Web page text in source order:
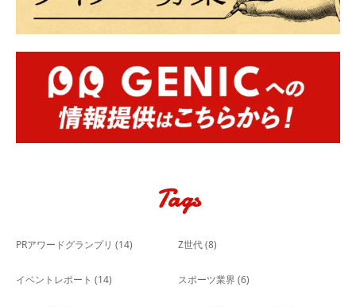
Tags
PRアワードグランプリ (14) Z世代(8)
イベントレポート (14) スポーツ業界 (6)